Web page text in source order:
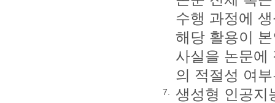
수행 과정에
해당 활용이
사실을 논문에
의 적절성 여
7.
생성형 인공지